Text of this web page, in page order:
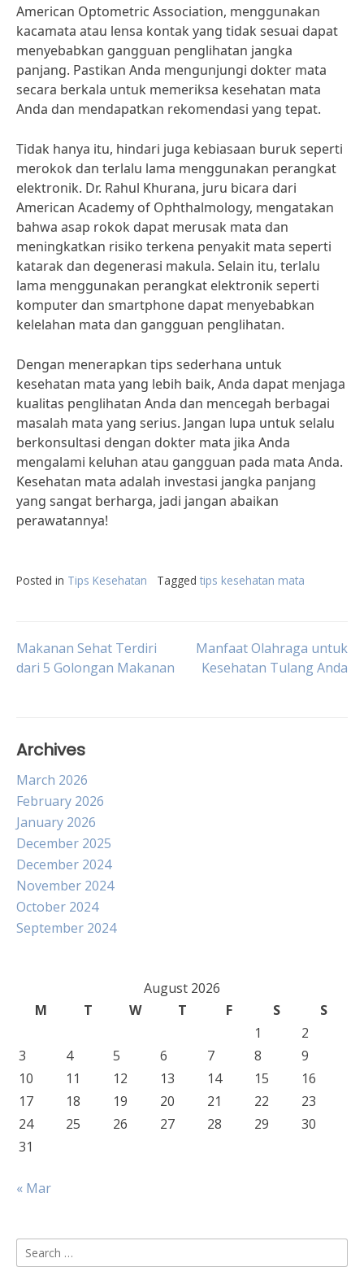
American Optometric Association, menggunakan
kacamata atau lensa kontak yang tidak sesuai dapat
menyebabkan gangguan penglihatan jangka
panjang. Pastikan Anda mengunjungi dokter mata
secara berkala untuk memeriksa kesehatan mata
Anda dan mendapatkan rekomendasi yang tepat.
Tidak hanya itu, hindari juga kebiasaan buruk seperti
merokok dan terlalu lama menggunakan perangkat
elektronik. Dr. Rahul Khurana, juru bicara dari
American Academy of Ophthalmology, mengatakan
bahwa asap rokok dapat merusak mata dan
meningkatkan risiko terkena penyakit mata seperti
katarak dan degenerasi makula. Selain itu, terlalu
lama menggunakan perangkat elektronik seperti
komputer dan smartphone dapat menyebabkan
kelelahan mata dan gangguan penglihatan.
Dengan menerapkan tips sederhana untuk
kesehatan mata yang lebih baik, Anda dapat menjaga
kualitas penglihatan Anda dan mencegah berbagai
masalah mata yang serius. Jangan lupa untuk selalu
berkonsultasi dengan dokter mata jika Anda
mengalami keluhan atau gangguan pada mata Anda.
Kesehatan mata adalah investasi jangka panjang
yang sangat berharga, jadi jangan abaikan
perawatannya!
Posted in Tips Kesehatan Tagged tips kesehatan mata
Post
Makanan Sehat Terdiri
dari 5 Golongan Makanan
Manfaat Olahraga untuk
Kesehatan Tulang Anda
Archives
March 2026
February 2026
January 2026
December 2025
December 2024
November 2024
October 2024
September 2024
August 2026
M
T W T F S
S
1
2
3
4 5 6 7 8
9
10
11 12 13 14 15
16
17
18 19 20 21 22
23
24
25 26 27 28 29
30
31
« Mar
Search
for: